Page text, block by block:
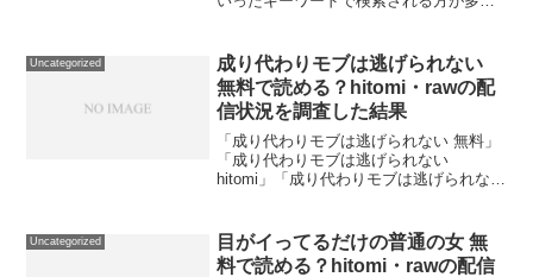
げろ！』を無料で読めるのはDLsiteの試
し読み...
Uncategorized
成り代わりモブは逃げられない
無料で読める？hitomi・rawの配
信状況を調査した結果
「成り代わりモブは逃げられない 無料」
「成り代わりモブは逃げられない
hitomi」「成り代わりモブは逃げられない
査した結果でお答えします。結論：『成
り代わりモブ...
Uncategorized
目がイってるだけの普通の女 無
料で読める？hitomi・rawの配信